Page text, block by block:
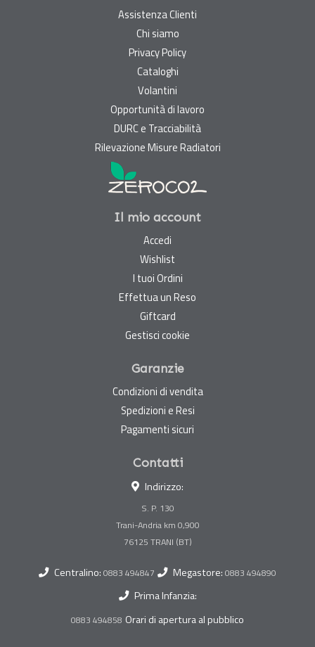
Assistenza Clienti
Chi siamo
Privacy Policy
Cataloghi
Volantini
Opportunità di lavoro
DURC e Tracciabilità
Rilevazione Misure Radiatori
Il mio account
Accedi
Wishlist
I tuoi Ordini
Effettua un Reso
Giftcard
Gestisci cookie
Garanzie
Condizioni di vendita
Spedizioni e Resi
Pagamenti sicuri
Contatti
Indirizzo:
S. P. 130
Trani-Andria km 0,900
Centralino: 0883 494847 Megastore: 0883 494890
Prima Infanzia:
0883 494858 Orari di apertura al pubblico